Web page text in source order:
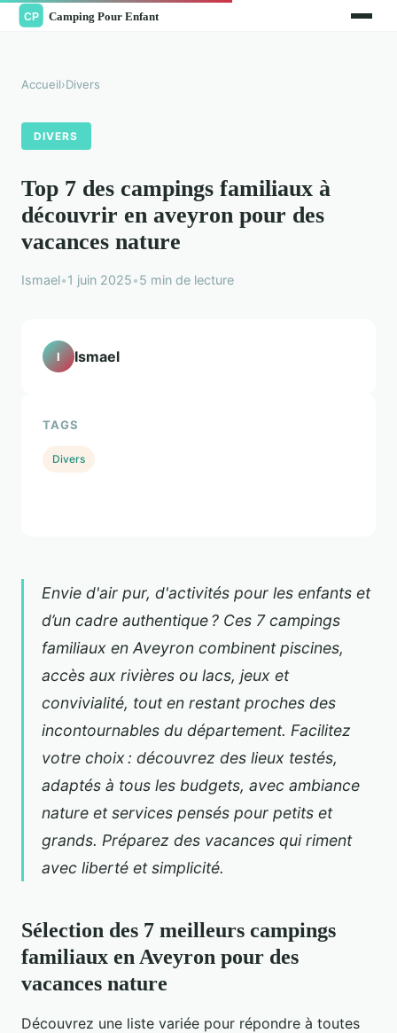
Accueil›Divers
DIVERS
Top 7 des campings familiaux à
découvrir en aveyron pour des
vacances nature
Ismael•1 juin 2025•5 min de lecture
Envie d'air pur, d'activités pour les enfants et
d’un cadre authentique ? Ces 7 campings
familiaux en Aveyron combinent piscines,
accès aux rivières ou lacs, jeux et
convivialité, tout en restant proches des
incontournables du département. Facilitez
votre choix : découvrez des lieux testés,
adaptés à tous les budgets, avec ambiance
nature et services pensés pour petits et
grands. Préparez des vacances qui riment
avec liberté et simplicité.
Sélection des 7 meilleurs campings
familiaux en Aveyron pour des
vacances nature
Découvrez une liste variée pour répondre à toutes
I Ismael
TAGS
Divers